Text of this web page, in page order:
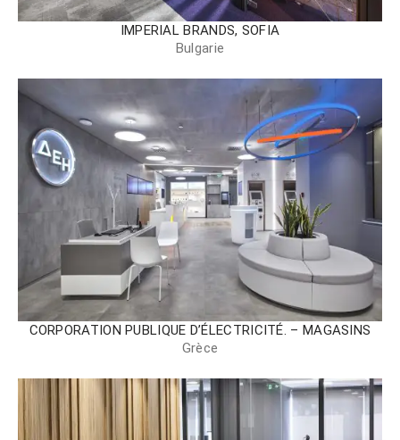
IMPERIAL BRANDS, SOFIA
Bulgarie
CORPORATION PUBLIQUE D’ÉLECTRICITÉ. – MAGASINS
Grèce